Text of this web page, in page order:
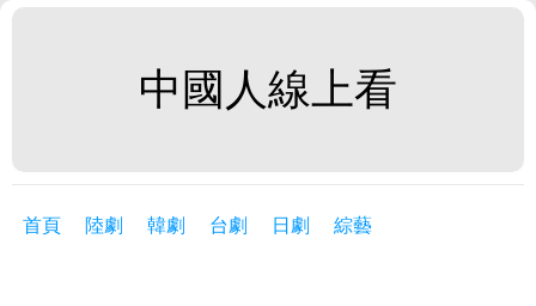
中國人線上看
首頁 陸劇 韓劇 台劇 日劇 綜藝